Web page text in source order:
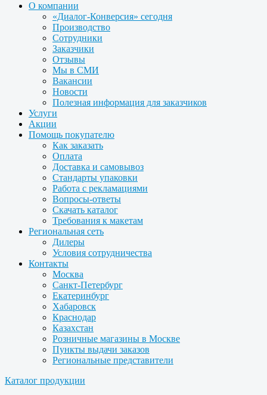
О компании
«Диалог-Конверсия» сегодня
Производство
Сотрудники
Заказчики
Отзывы
Мы в СМИ
Вакансии
Новости
Полезная информация для заказчиков
Услуги
Акции
Помощь покупателю
Как заказать
Оплата
Доставка и самовывоз
Стандарты упаковки
Работа с рекламациями
Вопросы-ответы
Скачать каталог
Требования к макетам
Региональная сеть
Дилеры
Условия сотрудничества
Контакты
Москва
Санкт-Петербург
Екатеринбург
Хабаровск
Краснодар
Казахстан
Розничные магазины в Москве
Пункты выдачи заказов
Региональные представители
Каталог продукции